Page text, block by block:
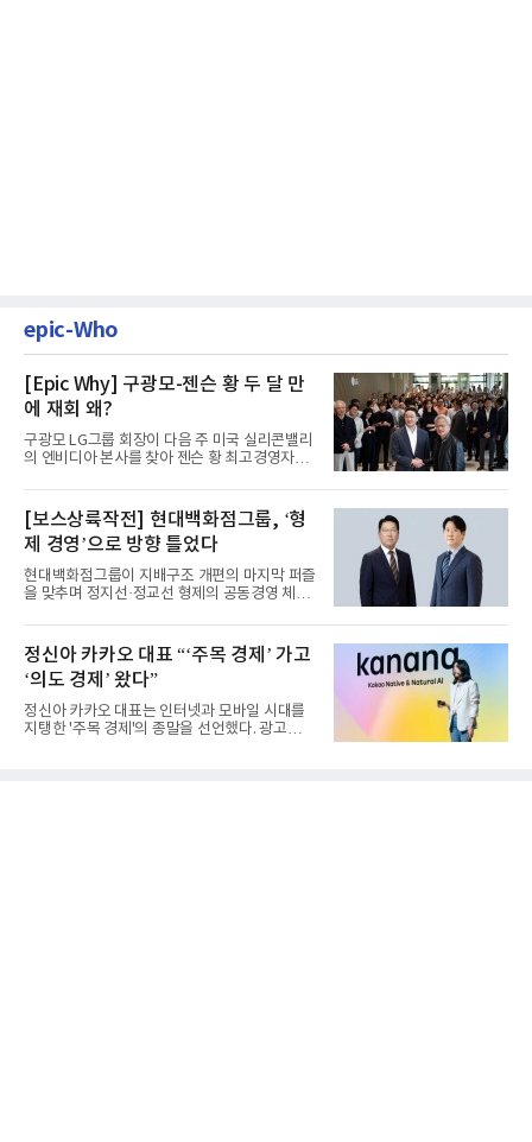
epic-Who
[Epic Why] 구광모-젠슨 황 두 달 만
에 재회 왜?
구광모 LG그룹 회장이 다음 주 미국 실리콘밸리
의 엔비디아 본사를 찾아 젠슨 황 최고경영자
[보스상륙작전] 현대백화점그룹, ‘형
제 경영’으로 방향 틀었다
현대백화점그룹이 지배구조 개편의 마지막 퍼즐
을 맞추며 정지선·정교선 형제의 공동경영 체제
정신아 카카오 대표 “‘주목 경제’ 가고
‘의도 경제’ 왔다”
정신아 카카오 대표는 인터넷과 모바일 시대를
지탱한 '주목 경제'의 종말을 선언했다. 광고를